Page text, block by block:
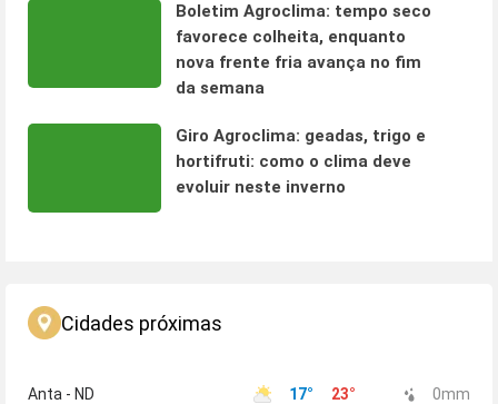
Boletim Agroclima: tempo seco
favorece colheita, enquanto
nova frente fria avança no fim
da semana
Giro Agroclima: geadas, trigo e
hortifruti: como o clima deve
evoluir neste inverno
Cidades próximas
Anta - ND 17° 23° 0mm